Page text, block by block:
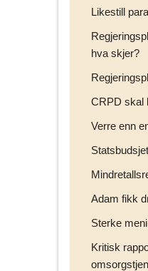
Likestill
hva skjer?
CRPD skal
Verre enn
Adam fikk
Sterke
Kritisk